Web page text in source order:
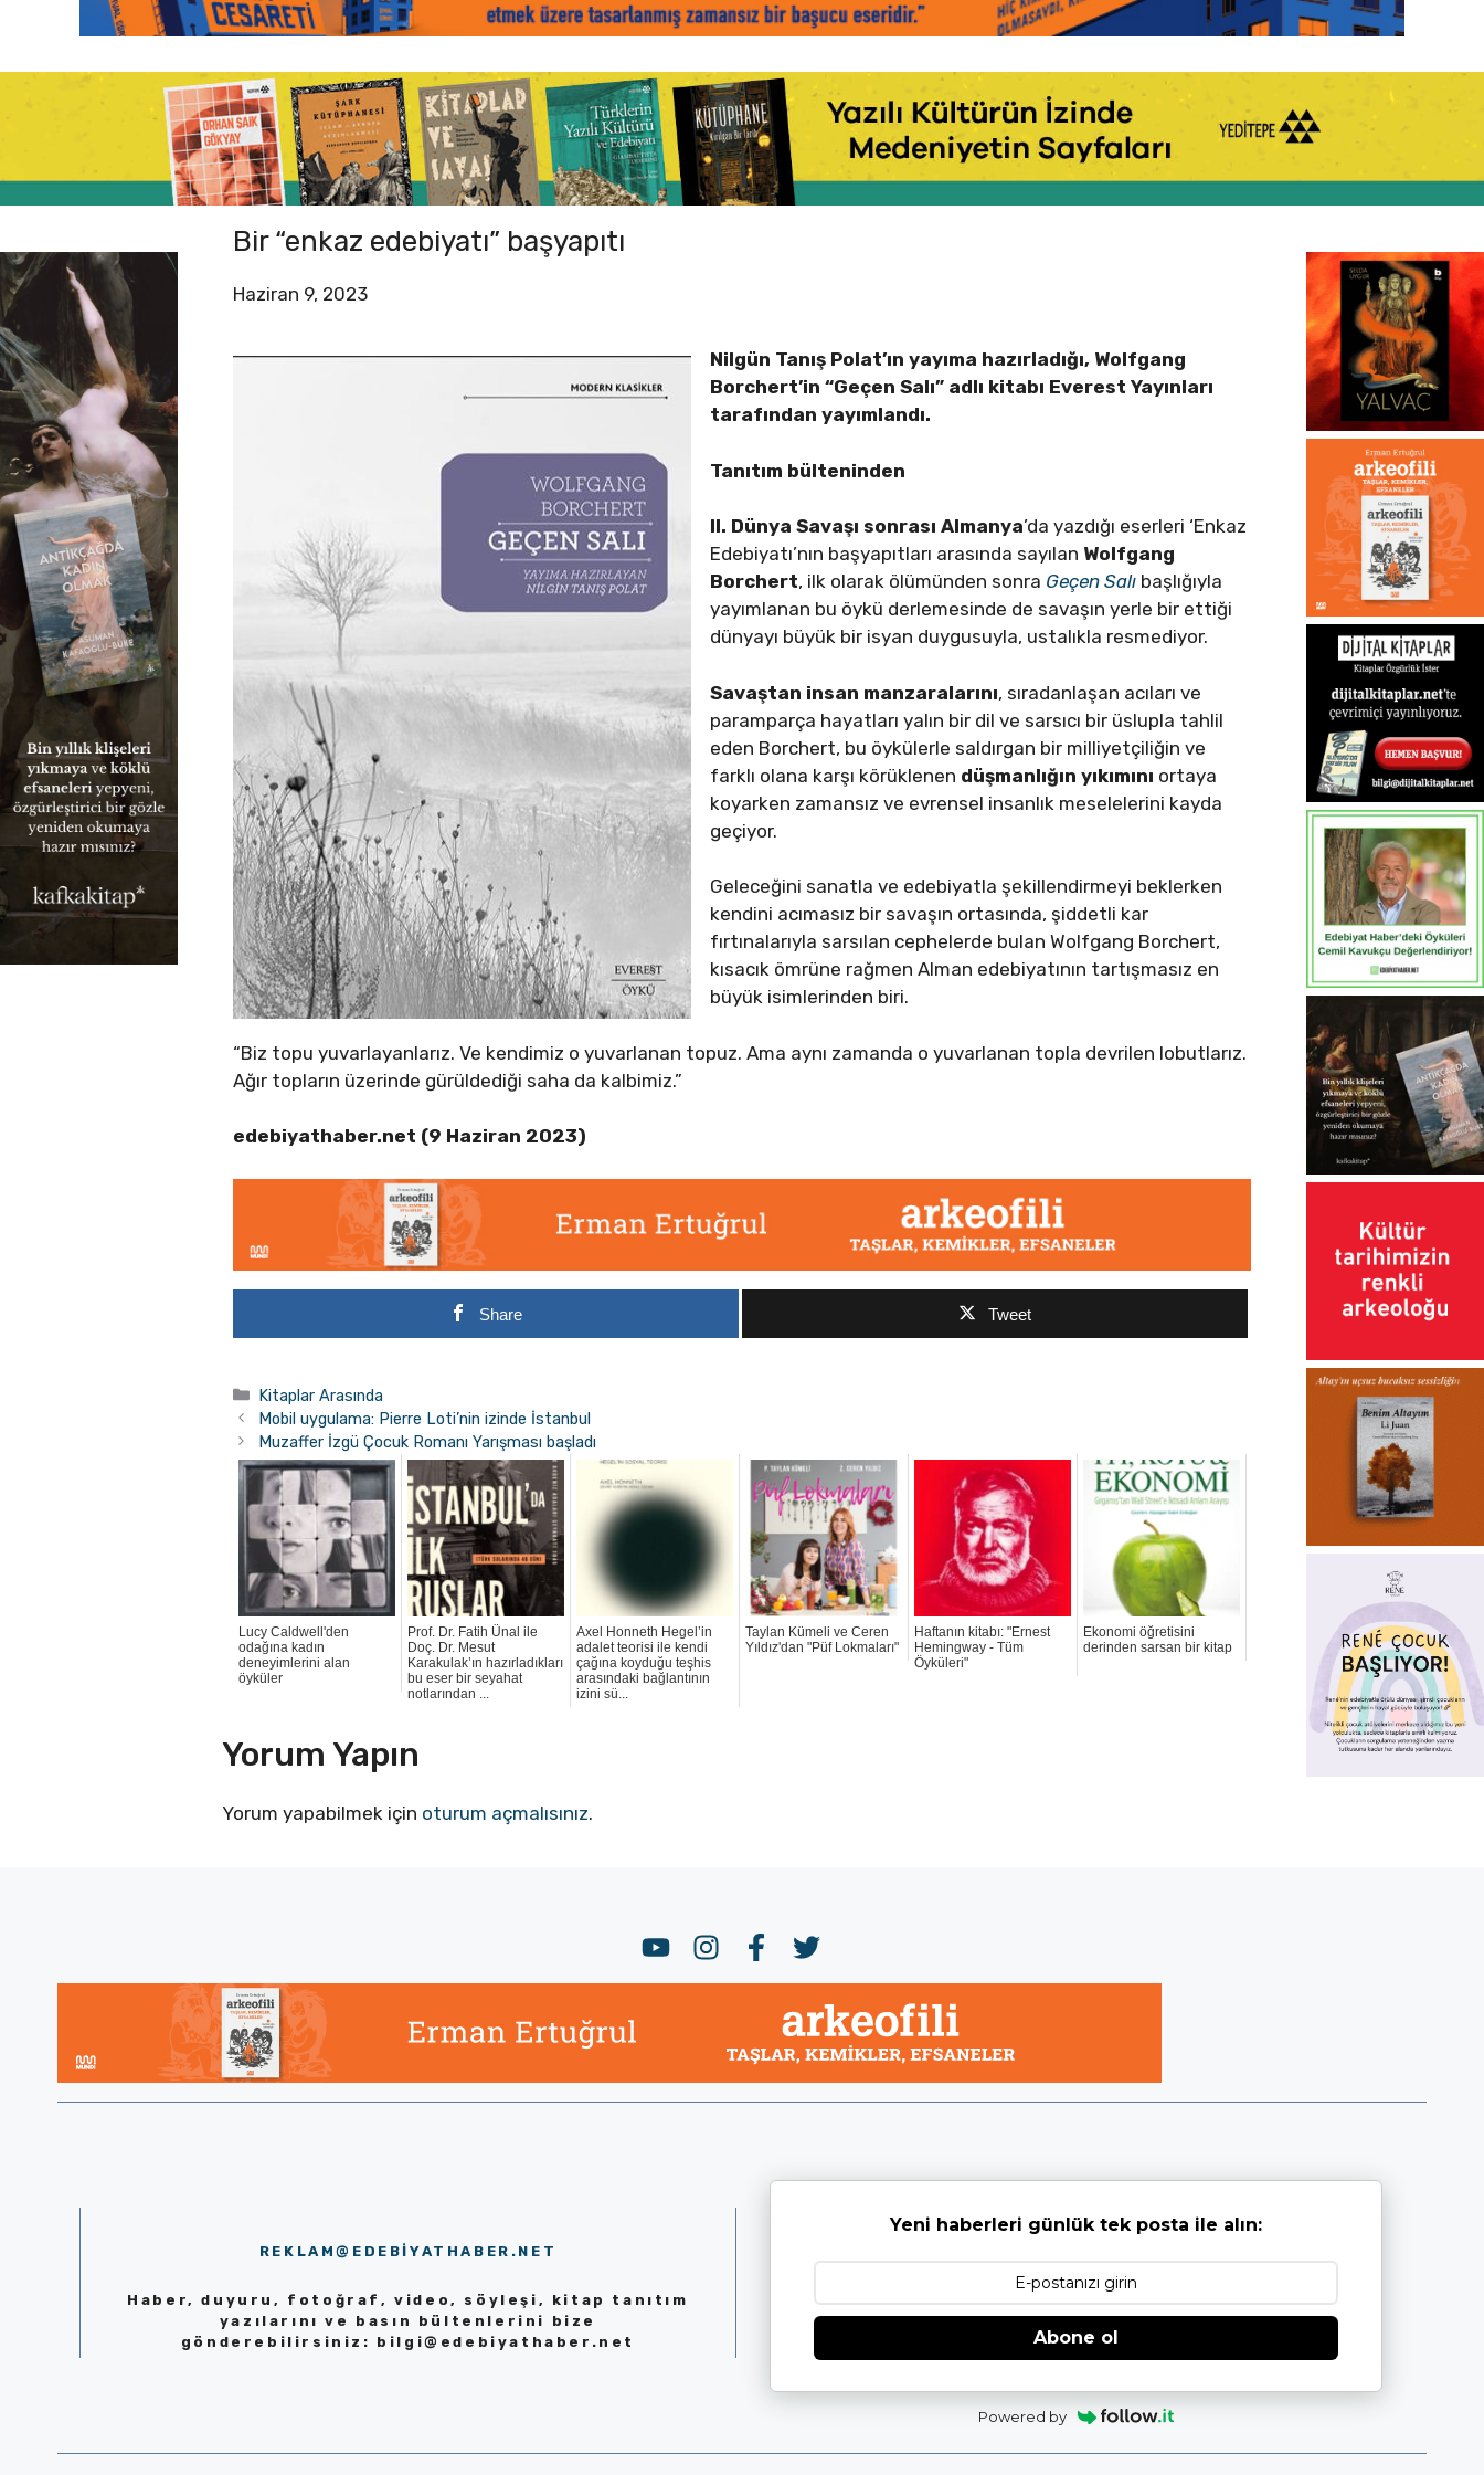
Bir “enkaz edebiyatı” başyapıtı
Haziran 9, 2023
Nilgün Tanış Polat’ın yayıma hazırladığı, Wolfgang
Borchert’in “Geçen Salı” adlı kitabı Everest Yayınları
tarafından yayımlandı.
Tanıtım bülteninden
II. Dünya Savaşı sonrası Almanya’da yazdığı eserleri ‘Enkaz
Edebiyatı’nın başyapıtları arasında sayılan Wolfgang
Borchert, ilk olarak ölümünden sonra Geçen Salı başlığıyla
yayımlanan bu öykü derlemesinde de savaşın yerle bir ettiği
dünyayı büyük bir isyan duygusuyla, ustalıkla resmediyor.
Savaştan insan manzaralarını, sıradanlaşan acıları ve
paramparça hayatları yalın bir dil ve sarsıcı bir üslupla tahlil
eden Borchert, bu öykülerle saldırgan bir milliyetçiliğin ve
farklı olana karşı körüklenen düşmanlığın yıkımını ortaya
koyarken zamansız ve evrensel insanlık meselelerini kayda
geçiyor.
Geleceğini sanatla ve edebiyatla şekillendirmeyi beklerken
kendini acımasız bir savaşın ortasında, şiddetli kar
fırtınalarıyla sarsılan cephelerde bulan Wolfgang Borchert,
kısacık ömrüne rağmen Alman edebiyatının tartışmasız en
büyük isimlerinden biri.
“Biz topu yuvarlayanlarız. Ve kendimiz o yuvarlanan topuz. Ama aynı zamanda o yuvarlanan topla devrilen lobutlarız.
Ağır topların üzerinde gürüldediği saha da kalbimiz.”
edebiyathaber.net (9 Haziran 2023)
Share Tweet
Kategoriler
Kitaplar Arasında
Mobil uygulama: Pierre Loti’nin izinde İstanbul
Muzaffer İzgü Çocuk Romanı Yarışması başladı
Lucy Caldwell'den
odağına kadın
deneyimlerini alan
öyküler
Prof. Dr. Fatih Ünal ile
Doç. Dr. Mesut
Karakulak’ın hazırladıkları
bu eser bir seyahat
notlarından ...
Axel Honneth Hegel’in
adalet teorisi ile kendi
çağına koyduğu teşhis
arasındaki bağlantının
izini sü...
Taylan Kümeli ve Ceren
Yıldız'dan "Püf Lokmaları"
Haftanın kitabı: "Ernest
Hemingway - Tüm
Öyküleri"
Ekonomi öğretisini
derinden sarsan bir kitap
Yorum Yapın
Yorum yapabilmek için oturum açmalısınız.
REKLAM@EDEBIYATHABER.NET
Haber, duyuru, fotoğraf, video, söyleşi, kitap tanıtım
yazılarını ve basın bültenlerini bize
gönderebilirsiniz: bilgi@edebiyathaber.net
Yeni haberleri günlük tek posta ile alın:
Abone ol
Powered by